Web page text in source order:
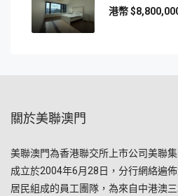
關於美聯澳門
美聯澳門為香港聯交所上市公司美聯
成立於2004年6月28日，分行網絡遍
居民組成的員工團隊，為來自中港澳